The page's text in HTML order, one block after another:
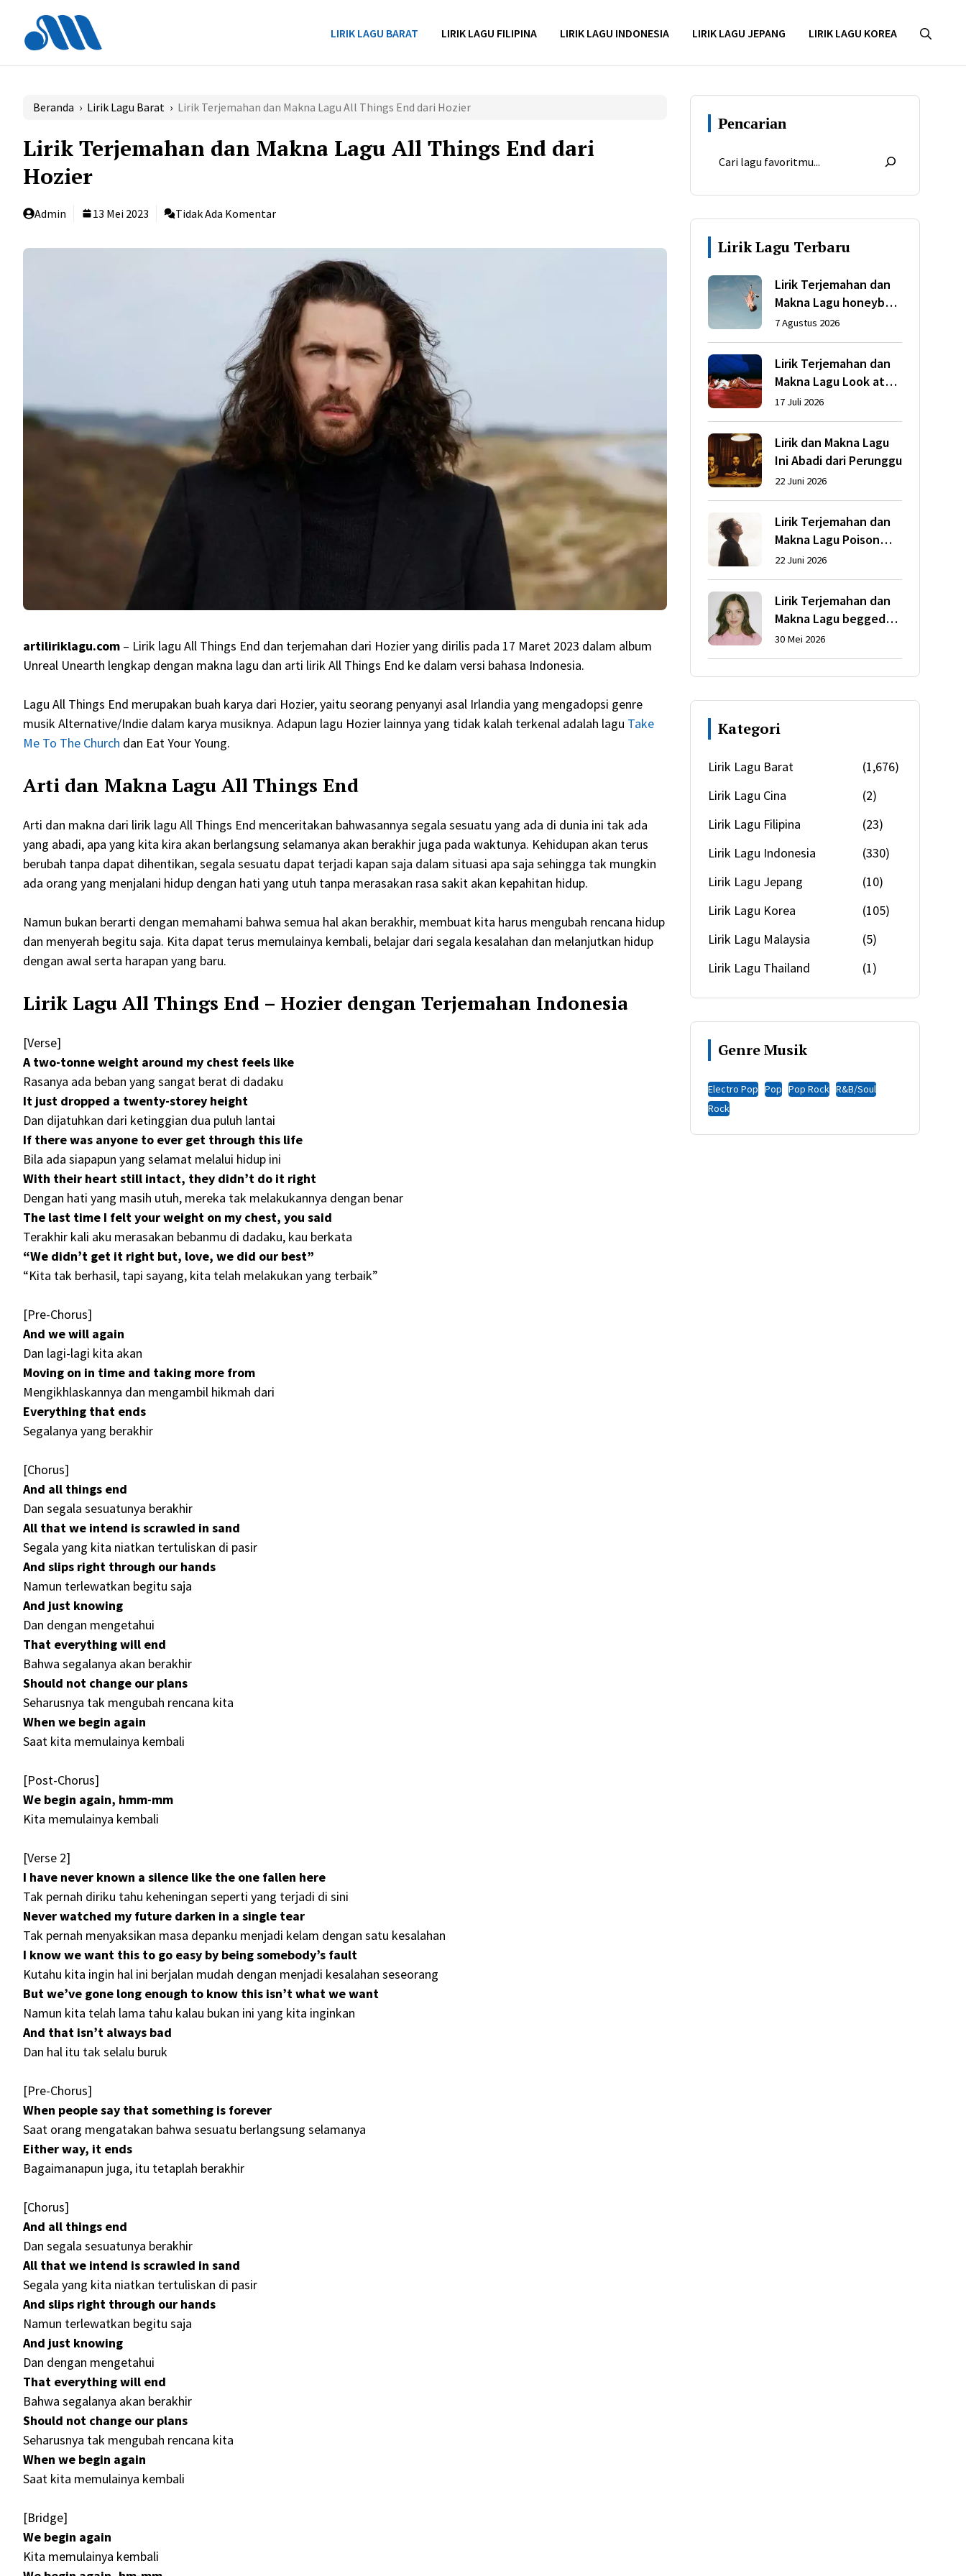
LIRIK LAGU BARAT LIRIK LAGU FILIPINA LIRIK LAGU INDONESIA LIRIK LAGU JEPANG LIRIK LAGU KOREA
Beranda › Lirik Lagu Barat › Lirik Terjemahan dan Makna Lagu All Things End dari Hozier
Lirik Terjemahan dan Makna Lagu All Things End dari
Hozier
Admin 13 Mei 2023 Tidak Ada Komentar
artiliriklagu.com – Lirik lagu All Things End dan terjemahan dari Hozier yang dirilis pada 17 Maret 2023 dalam album
Unreal Unearth lengkap dengan makna lagu dan arti lirik All Things End ke dalam versi bahasa Indonesia.
Lagu All Things End merupakan buah karya dari Hozier, yaitu seorang penyanyi asal Irlandia yang mengadopsi genre
musik Alternative/Indie dalam karya musiknya. Adapun lagu Hozier lainnya yang tidak kalah terkenal adalah lagu Take
Me To The Church dan Eat Your Young.
Arti dan Makna Lagu All Things End
Arti dan makna dari lirik lagu All Things End menceritakan bahwasannya segala sesuatu yang ada di dunia ini tak ada
yang abadi, apa yang kita kira akan berlangsung selamanya akan berakhir juga pada waktunya. Kehidupan akan terus
berubah tanpa dapat dihentikan, segala sesuatu dapat terjadi kapan saja dalam situasi apa saja sehingga tak mungkin
ada orang yang menjalani hidup dengan hati yang utuh tanpa merasakan rasa sakit akan kepahitan hidup.
Namun bukan berarti dengan memahami bahwa semua hal akan berakhir, membuat kita harus mengubah rencana hidup
dan menyerah begitu saja. Kita dapat terus memulainya kembali, belajar dari segala kesalahan dan melanjutkan hidup
dengan awal serta harapan yang baru.
Lirik Lagu All Things End – Hozier dengan Terjemahan Indonesia
[Verse]
A two-tonne weight around my chest feels like
Rasanya ada beban yang sangat berat di dadaku
It just dropped a twenty-storey height
Dan dijatuhkan dari ketinggian dua puluh lantai
If there was anyone to ever get through this life
Bila ada siapapun yang selamat melalui hidup ini
With their heart still intact, they didn’t do it right
Dengan hati yang masih utuh, mereka tak melakukannya dengan benar
The last time I felt your weight on my chest, you said
Terakhir kali aku merasakan bebanmu di dadaku, kau berkata
“We didn’t get it right but, love, we did our best”
“Kita tak berhasil, tapi sayang, kita telah melakukan yang terbaik”
[Pre-Chorus]
And we will again
Dan lagi-lagi kita akan
Moving on in time and taking more from
Mengikhlaskannya dan mengambil hikmah dari
Everything that ends
Segalanya yang berakhir
[Chorus]
And all things end
Dan segala sesuatunya berakhir
All that we intend is scrawled in sand
Segala yang kita niatkan tertuliskan di pasir
And slips right through our hands
Namun terlewatkan begitu saja
And just knowing
Dan dengan mengetahui
That everything will end
Bahwa segalanya akan berakhir
Should not change our plans
Seharusnya tak mengubah rencana kita
When wе begin again
Saat kita memulainya kembali
[Post-Chorus]
We begin again, hmm-mm
Kita memulainya kembali
[Verse 2]
I havе never known a silence like the one fallen here
Tak pernah diriku tahu keheningan seperti yang terjadi di sini
Never watched my future darken in a single tear
Tak pernah menyaksikan masa depanku menjadi kelam dengan satu kesalahan
I know we want this to go easy by being somebody’s fault
Kutahu kita ingin hal ini berjalan mudah dengan menjadi kesalahan seseorang
But we’ve gone long enough to know this isn’t what we want
Namun kita telah lama tahu kalau bukan ini yang kita inginkan
And that isn’t always bad
Dan hal itu tak selalu buruk
[Pre-Chorus]
When people say that something is forever
Saat orang mengatakan bahwa sesuatu berlangsung selamanya
Either way, it ends
Bagaimanapun juga, itu tetaplah berakhir
[Chorus]
And all things end
Dan segala sesuatunya berakhir
All that we intend is scrawled in sand
Segala yang kita niatkan tertuliskan di pasir
And slips right through our hands
Namun terlewatkan begitu saja
And just knowing
Dan dengan mengetahui
That everything will end
Bahwa segalanya akan berakhir
Should not change our plans
Seharusnya tak mengubah rencana kita
When wе begin again
Saat kita memulainya kembali
[Bridge]
We begin again
Kita memulainya kembali
Pencarian
Lirik Lagu Terbaru
Lirik Terjemahan dan
Makna Lagu honeybee
dari Olivia Rodrigo
7 Agustus 2026
Lirik Terjemahan dan
Makna Lagu Look at
My Life dari Gracie
Abrams
17 Juli 2026
Lirik dan Makna Lagu
Ini Abadi dari Perunggu
22 Juni 2026
Lirik Terjemahan dan
Makna Lagu Poison
dari Dean Lewis
22 Juni 2026
Lirik Terjemahan dan
Makna Lagu begged
dari Olivia Rodrigo
30 Mei 2026
Kategori
Lirik Lagu Barat
(1,676)
Lirik Lagu Cina
(2)
Lirik Lagu Filipina
(23)
Lirik Lagu Indonesia
(330)
Lirik Lagu Jepang
(10)
Lirik Lagu Korea
(105)
Lirik Lagu Malaysia
(5)
Lirik Lagu Thailand
(1)
Genre Musik
Electro Pop Pop Pop Rock R&B/Soul
Rock